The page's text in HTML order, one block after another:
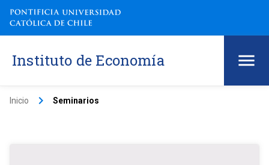
Instituto de Economía
Inicio keyboard_arrow_right Seminarios